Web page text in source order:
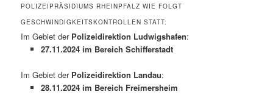
POLIZEIPRÄSIDIUMS RHEINPFALZ WIE FOLGT
GESCHWINDIGKEITSKONTROLLEN STATT:
Im Gebiet der Polizeidirektion Ludwigshafen:
27.11.2024 im Bereich Schifferstadt
Im Gebiet der Polizeidirektion Landau:
28.11.2024 im Bereich Freimersheim